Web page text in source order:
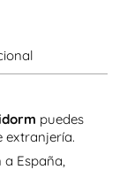
puedes
extranjería.
España,